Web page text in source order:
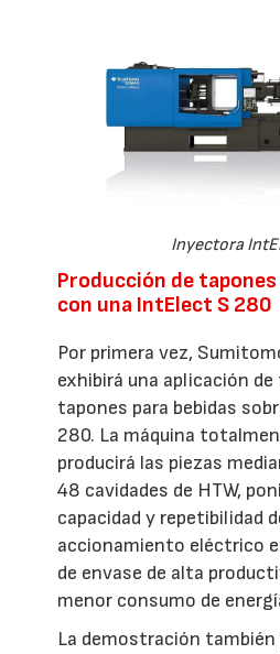
Inyectora
Producción de tapones
con una IntElect S 280
Por primera vez,
exhibirá una aplicación
tapones para bebidas
280. La máquina
producirá las piezas
48 cavidades de HTW,
capacidad y repetibilidad
accionamiento eléctrico
de envase de alta
menor consumo de
La demostración